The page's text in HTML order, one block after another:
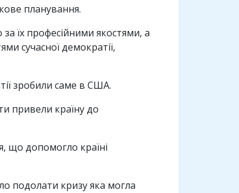
планування.
їх професійними якостями, а
сучасної демократії,
зробили саме в США.
привели країну до
що допомогло країні
подолати кризу яка могла